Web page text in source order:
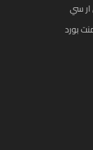
سي
بورد